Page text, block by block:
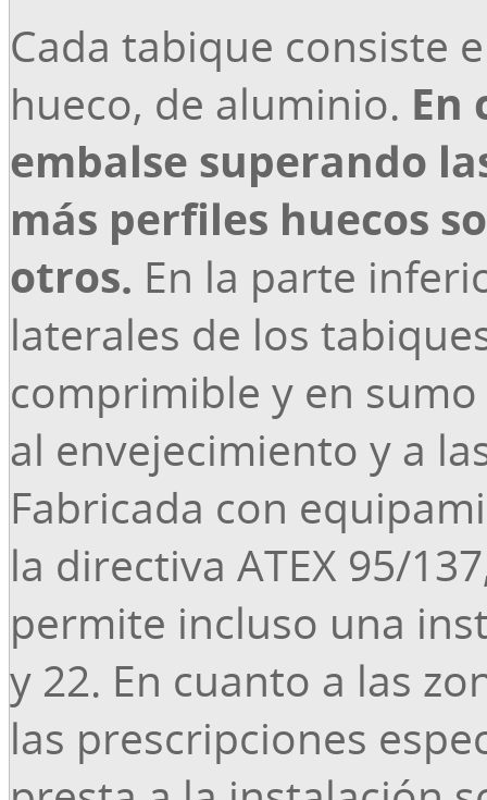
Cada tabique consiste
hueco, de aluminio. En
embalse superando
más perfiles huecos
otros. En la parte
laterales de los
comprimible y en
al envejecimiento y a
Fabricada con
la directiva ATEX 95/
permite incluso una
y 22. En cuanto a las
las prescripciones